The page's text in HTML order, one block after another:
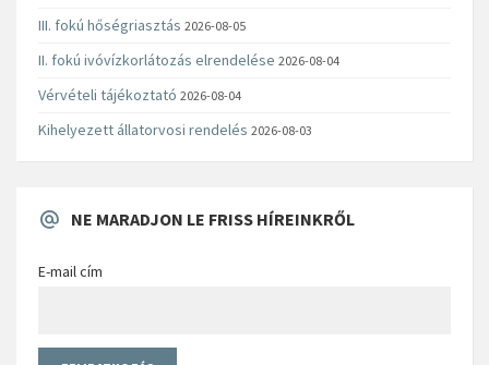
III. fokú hőségriasztás 2026-08-05
II. fokú ivóvízkorlátozás elrendelése 2026-08-04
Vérvételi tájékoztató 2026-08-04
Kihelyezett állatorvosi rendelés 2026-08-03
NE MARADJON LE FRISS HÍREINKRŐL
E-mail cím